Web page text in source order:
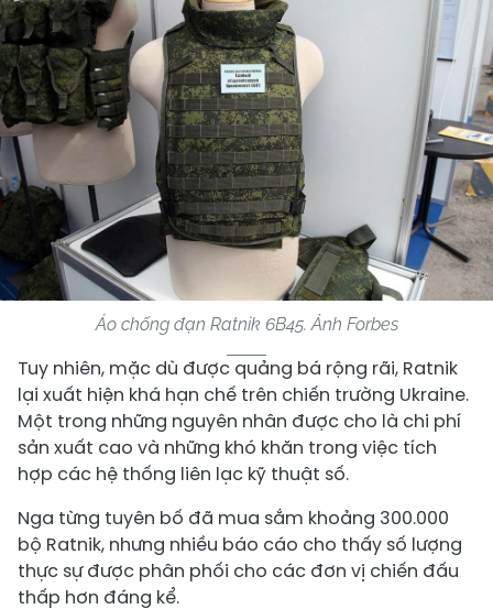
Áo chống đạn Ratnik 6B45. Ảnh Forbes
Tuy nhiên, mặc dù được quảng bá rộng rãi, Ratnik
lại xuất hiện khá hạn chế trên chiến trường Ukraine.
Một trong những nguyên nhân được cho là chi phí
sản xuất cao và những khó khăn trong việc tích
hợp các hệ thống liên lạc kỹ thuật số.
Nga từng tuyên bố đã mua sắm khoảng 300.000
bộ Ratnik, nhưng nhiều báo cáo cho thấy số lượng
thực sự được phân phối cho các đơn vị chiến đấu
thấp hơn đáng kể.